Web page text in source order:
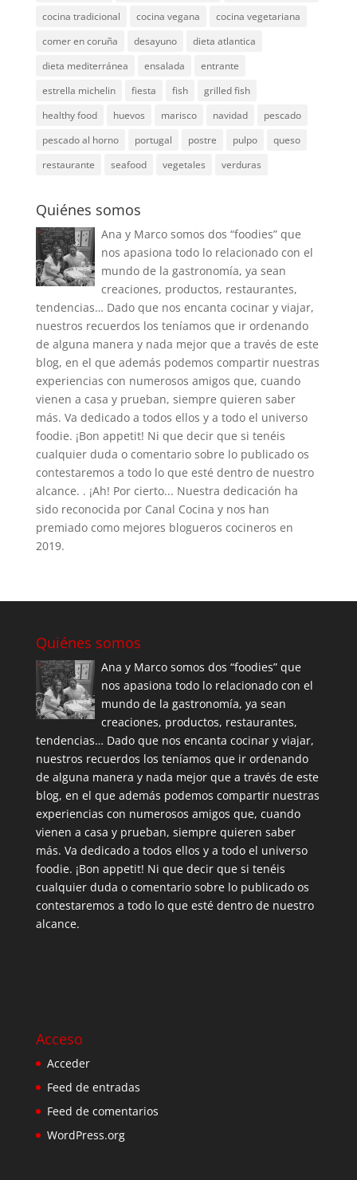
cocina tradicional
cocina vegana
cocina vegetariana
comer en coruña
desayuno
dieta atlantica
dieta mediterránea
ensalada
entrante
estrella michelin
fiesta fish
grilled fish
healthy food
huevos marisco navidad
pescado
pescado al horno
portugal postre pulpo
queso
restaurante
seafood vegetales verduras
Quiénes somos
Ana y Marco somos dos “foodies” que
nos apasiona todo lo relacionado con el
mundo de la gastronomía, ya sean
creaciones, productos, restaurantes,
tendencias… Dado que nos encanta cocinar y viajar,
nuestros recuerdos los teníamos que ir ordenando
de alguna manera y nada mejor que a través de este
blog, en el que además podemos compartir nuestras
experiencias con numerosos amigos que, cuando
vienen a casa y prueban, siempre quieren saber
más. Va dedicado a todos ellos y a todo el universo
foodie. ¡Bon appetit! Ni que decir que si tenéis
cualquier duda o comentario sobre lo publicado os
contestaremos a todo lo que esté dentro de nuestro
alcance. . ¡Ah! Por cierto... Nuestra dedicación ha
sido reconocida por Canal Cocina y nos han
premiado como mejores blogueros cocineros en
2019.
Quiénes somos
Ana y Marco somos dos “foodies” que
nos apasiona todo lo relacionado con el
mundo de la gastronomía, ya sean
creaciones, productos, restaurantes,
tendencias… Dado que nos encanta cocinar y viajar,
nuestros recuerdos los teníamos que ir ordenando
de alguna manera y nada mejor que a través de este
blog, en el que además podemos compartir nuestras
experiencias con numerosos amigos que, cuando
vienen a casa y prueban, siempre quieren saber
más. Va dedicado a todos ellos y a todo el universo
foodie. ¡Bon appetit! Ni que decir que si tenéis
cualquier duda o comentario sobre lo publicado os
contestaremos a todo lo que esté dentro de nuestro
alcance.
Acceso
Acceder
Feed de entradas
Feed de comentarios
WordPress.org